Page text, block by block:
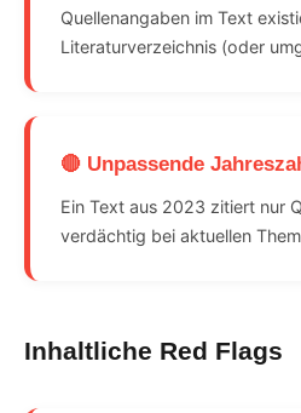
Quellenangaben im Text
Literaturverzeichnis (oder
🔴 Unpassende
Ein Text aus 2023 zitiert nur
verdächtig bei aktuellen
Inhaltliche Red Flags